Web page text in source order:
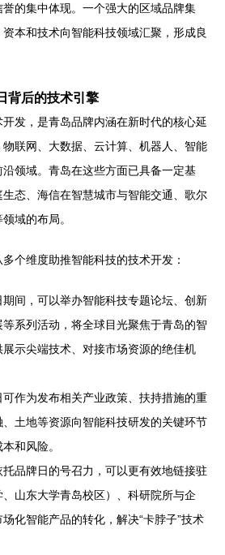
的集中体现。一个强大的区域品牌集
本和技术向智能科技领域汇聚，形成良
背后的技术引擎
发，是青岛品牌内涵在新时代的核心延
联网、大数据、云计算、机器人、智能
领域。青岛在这些方面已具备一定基
态、海信在智慧城市与智能交通、歌尔
域的布局。
个维度助推智能科技的技术开发：
期间，可以举办智能科技专题论坛、创新
系列活动，将全球目光聚焦于青岛的智
示尖端技术、对接市场资源的绝佳机
可作为发布相关产业政策、扶持措施的重
土地等资源向智能科技研发的关键环节
和风险。
托品牌日的号召力，可以更有效地链接驻
山东大学青岛校区）、科研院所与企
化智能产品的转化，解决“卡脖子”技术